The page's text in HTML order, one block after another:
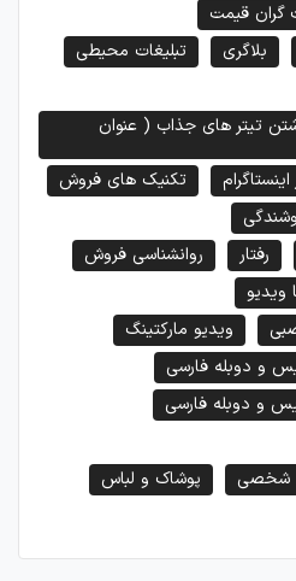
گران قیمت
بلاگری
تبلیغات محیطی
تیتر های جذاب ( عنوان
تکنیک های فروش
رفتار
روانشناسی فروش
ویدیو
ویدیو مارکتینگ
و دوبله فارسی
و دوبله فارسی
شخصی
پوشاک و لباس